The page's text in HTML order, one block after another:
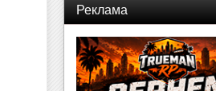
Реклама